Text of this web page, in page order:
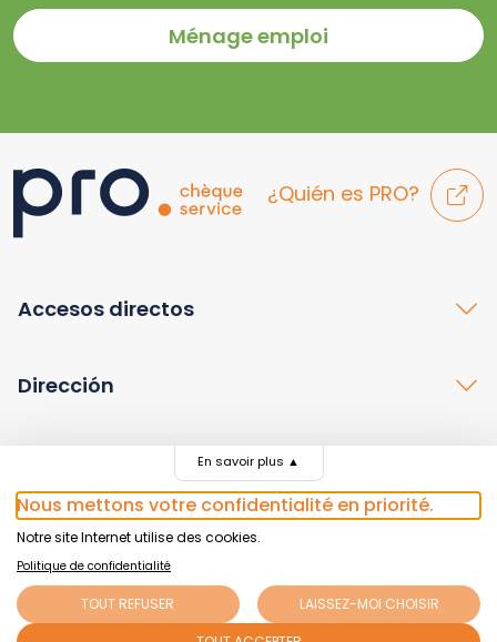
Ménage emploi
¿Quién es PRO?
Accesos directos
Dirección
© 2026 Chèque service, Genève
En savoir plus ▲
Nous mettons votre confidentialité en priorité.
Notre site Internet utilise des cookies.
Politique de confidentialité
TOUT REFUSER
LAISSEZ-MOI CHOISIR